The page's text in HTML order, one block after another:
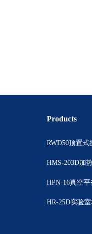
Products
RWD50顶置
HMS-203D加
HPN-16真空
HR-25D实验